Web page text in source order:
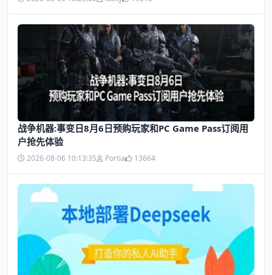
战争机器:事变日8月6日预购玩家和PC Game Pass订阅用
户抢先体验
2026-08-06 10:13:35 Portia 13664